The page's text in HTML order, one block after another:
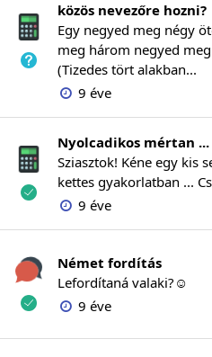
közös nevezőre hozni?
Egy negyed meg négy
meg három negyed
(Tizedes tört alakban...
9 éve
Nyolcadikos mértan ...
Sziasztok! Kéne egy kis
kettes gyakorlatban ...
9 éve
Német fordítás
Lefordítaná valaki?☺️
9 éve